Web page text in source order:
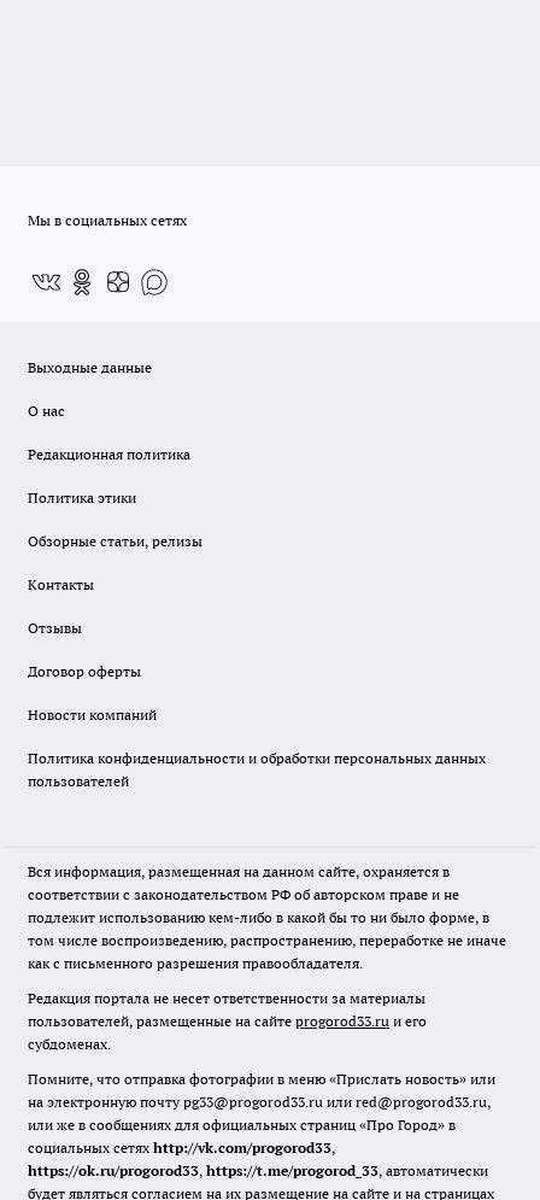
Мы в социальных сетях
Выходные данные
О нас
Редакционная политика
Политика этики
Обзорные статьи, релизы
Контакты
Отзывы
Договор оферты
Новости компаний
Политика конфиденциальности и обработки персональных данных
пользователей
Вся информация, размещенная на данном сайте, охраняется в
соответствии с законодательством РФ об авторском праве и не
подлежит использованию кем-либо в какой бы то ни было форме, в
том числе воспроизведению, распространению, переработке не иначе
как с письменного разрешения правообладателя.
Редакция портала не несет ответственности за материалы
пользователей, размещенные на сайте progorod33.ru и его
субдоменах.
Помните, что отправка фотографии в меню «Прислать новость» или
на электронную почту pg33@progorod33.ru или red@progorod33.ru,
или же в сообщениях для официальных страниц «Про Город» в
социальных сетях http://vk.com/progorod33,
https://ok.ru/progorod33, https://t.me/progorod_33, автоматически
будет являться согласием на их размещение на сайте и на страницах